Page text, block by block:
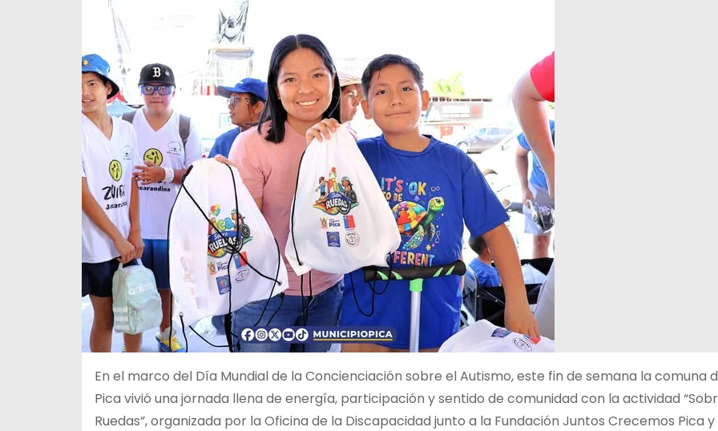
En el marco del Día Mundial de la Concienciación sobre el Autismo, este fin de semana la comuna
Pica vivió una jornada llena de energía, participación y sentido de comunidad con la actividad
Ruedas”, organizada por la Oficina de la Discapacidad junto a la Fundación Juntos Crecemos Pica y